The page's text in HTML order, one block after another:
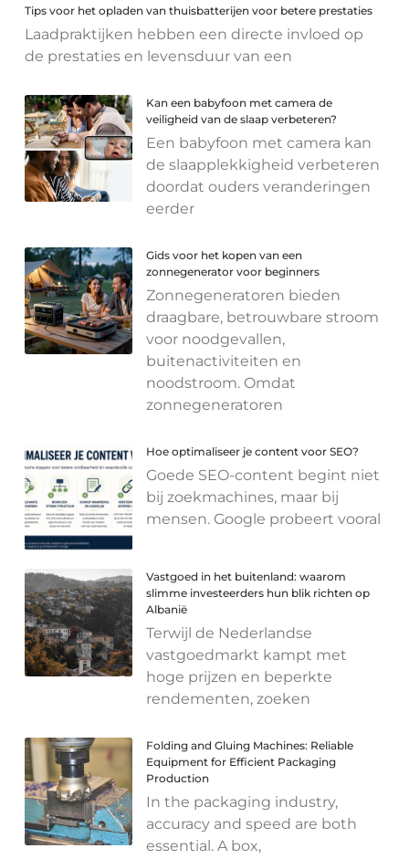
Tips voor het opladen van thuisbatterijen voor betere prestaties
Laadpraktijken hebben een directe invloed op
de prestaties en levensduur van een
Kan een babyfoon met camera de
veiligheid van de slaap verbeteren?
Een babyfoon met camera kan
de slaapplekkigheid verbeteren
doordat ouders veranderingen
eerder
Gids voor het kopen van een
zonnegenerator voor beginners
Zonnegeneratoren bieden
draagbare, betrouwbare stroom
voor noodgevallen,
buitenactiviteiten en
noodstroom. Omdat
zonnegeneratoren
Hoe optimaliseer je content voor SEO?
Goede SEO-content begint niet
bij zoekmachines, maar bij
mensen. Google probeert vooral
Vastgoed in het buitenland: waarom
slimme investeerders hun blik richten op
Albanië
Terwijl de Nederlandse
vastgoedmarkt kampt met
hoge prijzen en beperkte
rendementen, zoeken
Folding and Gluing Machines: Reliable
Equipment for Efficient Packaging
Production
In the packaging industry,
accuracy and speed are both
essential. A box,